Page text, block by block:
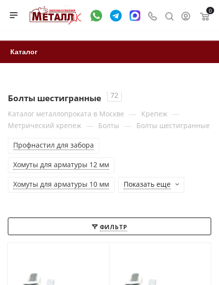
0
Каталог
Болты шестигранные
72
Каталог металлопроката в Москве — Крепеж —
Метрический крепеж — Болты — Болты шестигранные
Профнастил для забора
Хомуты для арматуры 12 мм
Хомуты для арматуры 10 мм Показать еще
ФИЛЬТР